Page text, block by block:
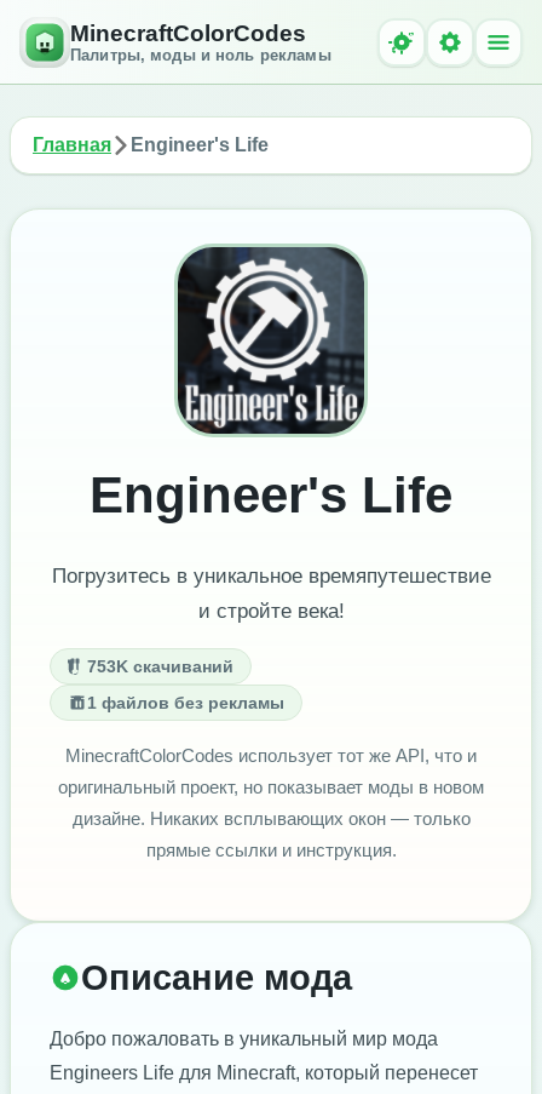
MinecraftColorCodes
Палитры, моды и ноль рекламы
Главная Engineer's Life
Engineer's Life
Погрузитесь в уникальное времяпутешествие
и стройте века!
753K скачиваний
1 файлов без рекламы
MinecraftColorCodes использует тот же API, что и
оригинальный проект, но показывает моды в новом
дизайне. Никаких всплывающих окон — только
прямые ссылки и инструкция.
Описание мода
Добро пожаловать в уникальный мир мода
Engineers Life для Minecraft, который перенесет